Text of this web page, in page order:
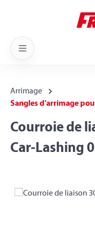
Arrimage
Sangles d'arrimage
Courroie de
Car-Lashing
Skip image gallery